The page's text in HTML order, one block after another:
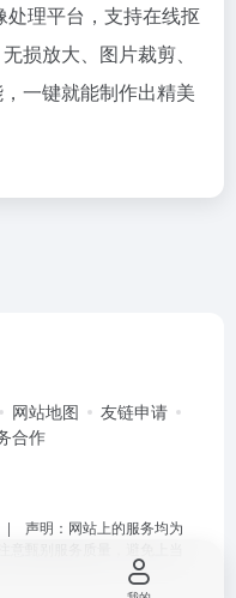
理平台，支持在线抠
损放大、图片裁剪、
一键就能制作出精美
网站地图
友链申请
合作
| 声明：网站上的服务均为